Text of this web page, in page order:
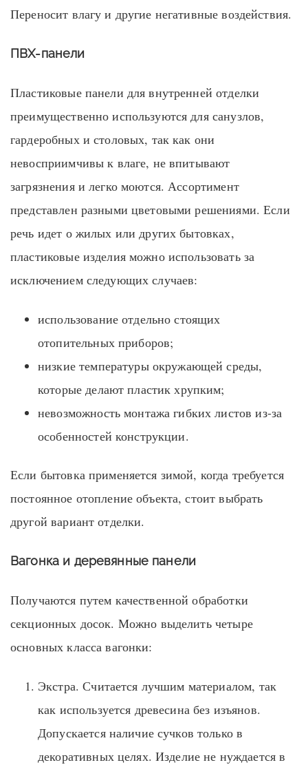
Переносит влагу и другие негативные воздействия.
ПВХ-панели
Пластиковые панели для внутренней отделки
преимущественно используются для санузлов,
гардеробных и столовых, так как они
невосприимчивы к влаге, не впитывают
загрязнения и легко моются. Ассортимент
представлен разными цветовыми решениями. Если
речь идет о жилых или других бытовках,
пластиковые изделия можно использовать за
исключением следующих случаев:
использование отдельно стоящих
отопительных приборов;
низкие температуры окружающей среды,
которые делают пластик хрупким;
невозможность монтажа гибких листов из-за
особенностей конструкции.
Если бытовка применяется зимой, когда требуется
постоянное отопление объекта, стоит выбрать
другой вариант отделки.
Вагонка и деревянные панели
Получаются путем качественной обработки
секционных досок. Можно выделить четыре
основных класса вагонки:
Экстра. Считается лучшим материалом, так
как используется древесина без изъянов.
Допускается наличие сучков только в
декоративных целях. Изделие не нуждается в